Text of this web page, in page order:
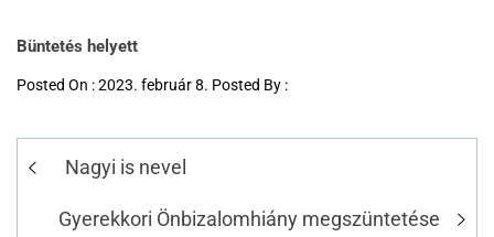
Büntetés helyett
Posted On : 2023. február 8. Posted By :
Nagyi is nevel
Gyerekkori Önbizalomhiány megszüntetése